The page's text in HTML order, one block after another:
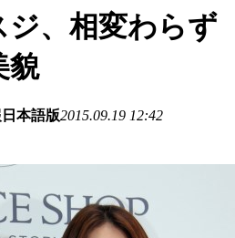
ジ、相変わらず
貌
本語版2015.09.19 12:42